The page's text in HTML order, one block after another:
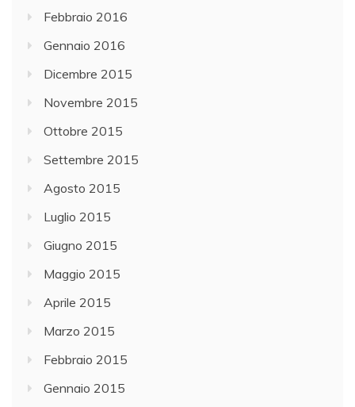
Febbraio 2016
Gennaio 2016
Dicembre 2015
Novembre 2015
Ottobre 2015
Settembre 2015
Agosto 2015
Luglio 2015
Giugno 2015
Maggio 2015
Aprile 2015
Marzo 2015
Febbraio 2015
Gennaio 2015